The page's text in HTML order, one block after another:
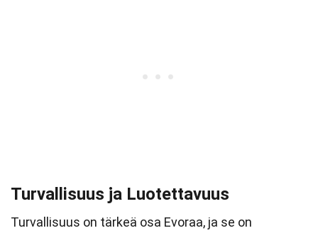
Turvallisuus ja Luotettavuus
Turvallisuus on tärkeä osa Evoraa, ja se on